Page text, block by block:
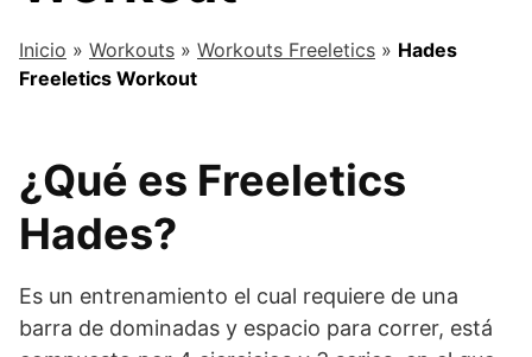
Inicio » Workouts » Workouts Freeletics » Hades
Freeletics Workout
¿Qué es Freeletics
Hades?
Es un entrenamiento el cual requiere de una
barra de dominadas y espacio para correr, está